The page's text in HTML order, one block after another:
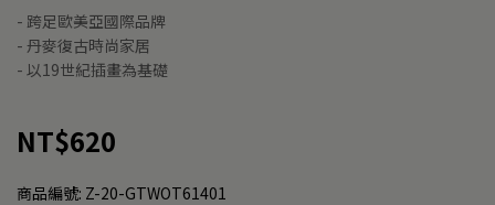
- 跨足歐美亞國際品牌
- 丹麥復古時尚家居
- 以19世紀插畫為基礎
NT$620
商品編號: Z-20-GTWOT61401